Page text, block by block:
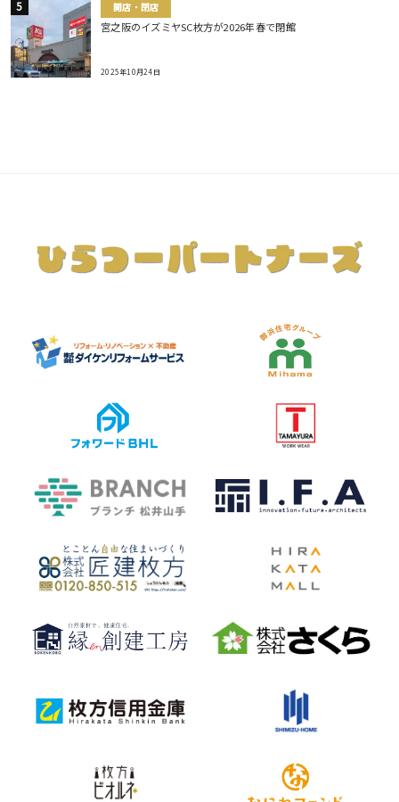
開店・閉店
宮之阪のイズミヤSC枚方が2026年春で閉館
2025年10月24日